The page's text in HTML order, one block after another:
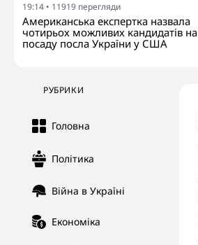
19:14 • 11919 перегляди
Американська експертка назвала
чотирьох можливих кандидатів на
посаду посла України у США
РУБРИКИ
Головна
Політика
Війна в Україні
Економіка